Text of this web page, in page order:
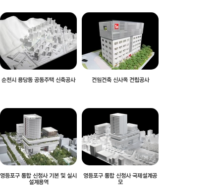
순천시 용당동 공동주택 신축공사 건원건축 신사옥 건립공사
영등포구 통합 신청사 기본 및 실시
설계용역
영등포구 통합 신청사 국제설계공
모